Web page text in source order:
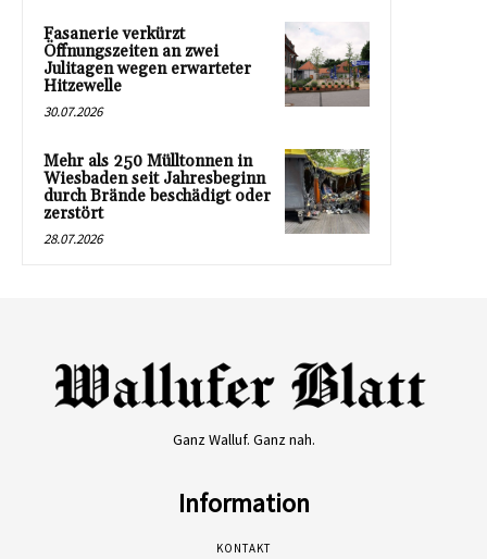
Fasanerie verkürzt
Öffnungszeiten an zwei
Julitagen wegen erwarteter
Hitzewelle
30.07.2026
Mehr als 250 Mülltonnen in
Wiesbaden seit Jahresbeginn
durch Brände beschädigt oder
zerstört
28.07.2026
Ganz Walluf. Ganz nah.
Information
KONTAKT